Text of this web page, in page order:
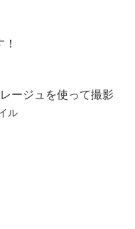
ル
ージュを使って撮影